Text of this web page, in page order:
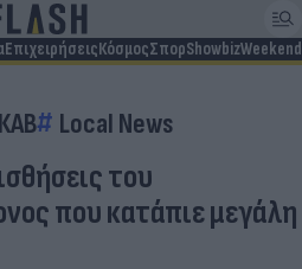
ΕπιχειρήσειςΚόσμοςΣπορShowbizWeekend
Local News
του
που κατάπιε μεγάλη